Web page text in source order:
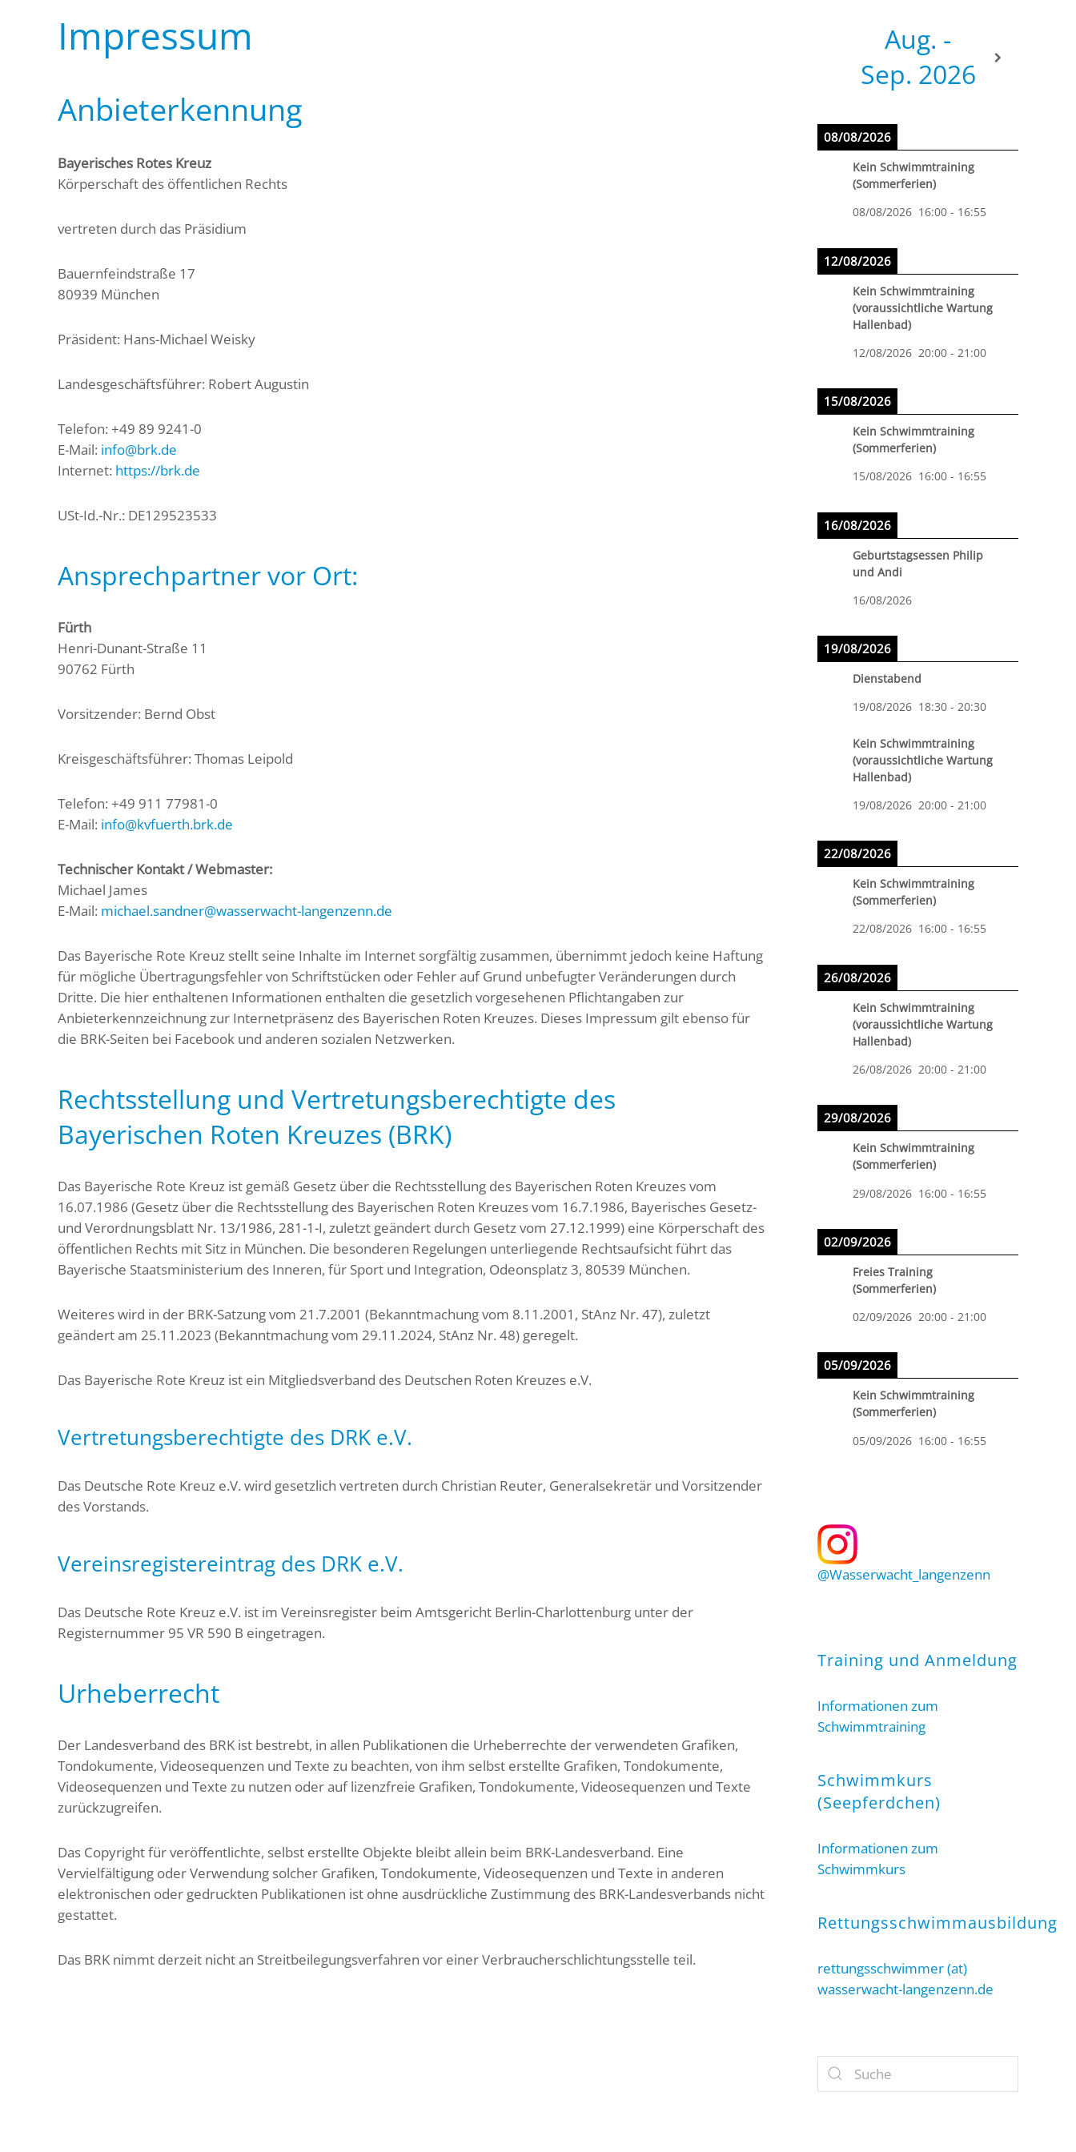
Impressum
Anbieterkennung
Bayerisches Rotes Kreuz
Körperschaft des öffentlichen Rechts
vertreten durch das Präsidium
Bauernfeindstraße 17
80939 München
Präsident: Hans-Michael Weisky
Landesgeschäftsführer: Robert Augustin
Telefon: +49 89 9241-0
E-Mail: info@brk.de
Internet: https://brk.de
USt-Id.-Nr.: DE129523533
Ansprechpartner vor Ort:
Fürth
Henri-Dunant-Straße 11
90762 Fürth
Vorsitzender: Bernd Obst
Kreisgeschäftsführer: Thomas Leipold
Telefon: +49 911 77981-0
E-Mail: info@kvfuerth.brk.de
Technischer Kontakt / Webmaster:
Michael James
E-Mail: michael.sandner@wasserwacht-langenzenn.de
Das Bayerische Rote Kreuz stellt seine Inhalte im Internet sorgfältig zusammen, übernimmt jedoch keine Haftung
für mögliche Übertragungsfehler von Schriftstücken oder Fehler auf Grund unbefugter Veränderungen durch
Dritte. Die hier enthaltenen Informationen enthalten die gesetzlich vorgesehenen Pflichtangaben zur
Anbieterkennzeichnung zur Internetpräsenz des Bayerischen Roten Kreuzes. Dieses Impressum gilt ebenso für
die BRK-Seiten bei Facebook und anderen sozialen Netzwerken.
Rechtsstellung und Vertretungsberechtigte des
Bayerischen Roten Kreuzes (BRK)
Das Bayerische Rote Kreuz ist gemäß Gesetz über die Rechtsstellung des Bayerischen Roten Kreuzes vom
16.07.1986 (Gesetz über die Rechtsstellung des Bayerischen Roten Kreuzes vom 16.7.1986, Bayerisches Gesetz-
und Verordnungsblatt Nr. 13/1986, 281-1-I, zuletzt geändert durch Gesetz vom 27.12.1999) eine Körperschaft des
öffentlichen Rechts mit Sitz in München. Die besonderen Regelungen unterliegende Rechtsaufsicht führt das
Bayerische Staatsministerium des Inneren, für Sport und Integration, Odeonsplatz 3, 80539 München.
Weiteres wird in der BRK-Satzung vom 21.7.2001 (Bekanntmachung vom 8.11.2001, StAnz Nr. 47), zuletzt
geändert am 25.11.2023 (Bekanntmachung vom 29.11.2024, StAnz Nr. 48) geregelt.
Das Bayerische Rote Kreuz ist ein Mitgliedsverband des Deutschen Roten Kreuzes e.V.
Vertretungsberechtigte des DRK e.V.
Das Deutsche Rote Kreuz e.V. wird gesetzlich vertreten durch Christian Reuter, Generalsekretär und Vorsitzender
des Vorstands.
Vereinsregistereintrag des DRK e.V.
Das Deutsche Rote Kreuz e.V. ist im Vereinsregister beim Amtsgericht Berlin-Charlottenburg unter der
Registernummer 95 VR 590 B eingetragen.
Urheberrecht
Der Landesverband des BRK ist bestrebt, in allen Publikationen die Urheberrechte der verwendeten Grafiken,
Tondokumente, Videosequenzen und Texte zu beachten, von ihm selbst erstellte Grafiken, Tondokumente,
Videosequenzen und Texte zu nutzen oder auf lizenzfreie Grafiken, Tondokumente, Videosequenzen und Texte
zurückzugreifen.
Das Copyright für veröffentlichte, selbst erstellte Objekte bleibt allein beim BRK-Landesverband. Eine
Vervielfältigung oder Verwendung solcher Grafiken, Tondokumente, Videosequenzen und Texte in anderen
elektronischen oder gedruckten Publikationen ist ohne ausdrückliche Zustimmung des BRK-Landesverbands nicht
gestattet.
Das BRK nimmt derzeit nicht an Streitbeilegungsverfahren vor einer Verbraucherschlichtungsstelle teil.
Aug. -
Sep. 2026
08/08/2026
Kein Schwimmtraining
(Sommerferien)
08/08/2026 16:00- 16:55
12/08/2026
Kein Schwimmtraining
(voraussichtliche Wartung
Hallenbad)
12/08/2026 20:00- 21:00
15/08/2026
Kein Schwimmtraining
(Sommerferien)
15/08/2026 16:00- 16:55
16/08/2026
Geburtstagsessen Philip
und Andi
16/08/2026
19/08/2026
Dienstabend
19/08/2026 18:30- 20:30
Kein Schwimmtraining
(voraussichtliche Wartung
Hallenbad)
19/08/2026 20:00- 21:00
22/08/2026
Kein Schwimmtraining
(Sommerferien)
22/08/2026 16:00- 16:55
26/08/2026
Kein Schwimmtraining
(voraussichtliche Wartung
Hallenbad)
26/08/2026 20:00- 21:00
29/08/2026
Kein Schwimmtraining
(Sommerferien)
29/08/2026 16:00- 16:55
02/09/2026
Freies Training
(Sommerferien)
02/09/2026 20:00- 21:00
05/09/2026
Kein Schwimmtraining
(Sommerferien)
05/09/2026 16:00- 16:55
@Wasserwacht_langenzenn
Training und Anmeldung
Informationen zum
Schwimmtraining
Schwimmkurs
(Seepferdchen)
Informationen zum
Schwimmkurs
Rettungsschwimmausbildung
rettungsschwimmer (at)
wasserwacht-langenzenn.de